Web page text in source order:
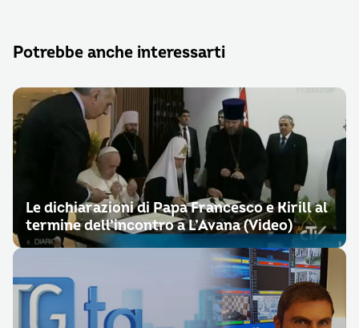
Potrebbe anche interessarti
Le dichiarazioni di Papa Francesco e Kirill al
termine dell’incontro a L’Avana (Video)